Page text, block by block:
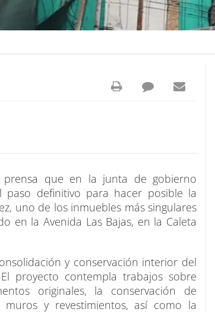
que en la junta de gobierno
definitivo para hacer posible la
uno de los inmuebles más singulares
en la Avenida Las Bajas, en la Caleta
y conservación interior del
proyecto contempla trabajos sobre
originales, la conservación de
y revestimientos, así como la